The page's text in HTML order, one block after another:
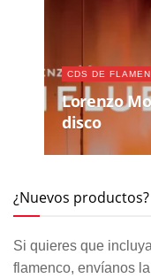
CDS DE
Lorenzo
disco
¿Nuevos productos?
Si quieres que
flamenco, envíanos